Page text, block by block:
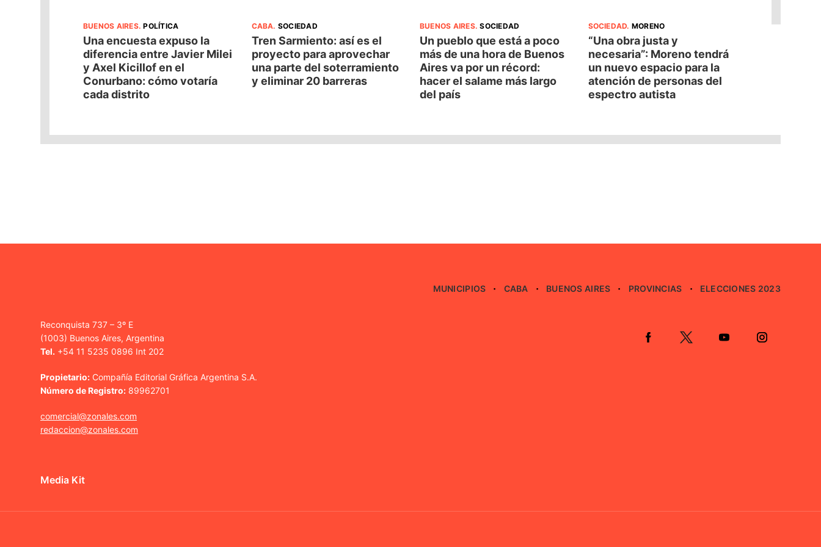
BUENOS AIRES.POLÍTICA
Una encuesta expuso la
diferencia entre Javier Milei
y Axel Kicillof en el
Conurbano: cómo votaría
cada distrito
CABA. SOCIEDAD
Tren Sarmiento: así es el
proyecto para aprovechar
una parte del soterramiento
y eliminar 20 barreras
BUENOS AIRES.SOCIEDAD
Un pueblo que está a poco
más de una hora de Buenos
Aires va por un récord:
hacer el salame más largo
del país
SOCIEDAD. MORENO
“Una obra justa y
necesaria”: Moreno tendrá
un nuevo espacio para la
atención de personas del
espectro autista
MUNICIPIOS CABA BUENOS AIRES PROVINCIAS ELECCIONES 2023
Reconquista 737 – 3º E
(1003) Buenos Aires, Argentina
Tel. +54 11 5235 0896 Int 202
Propietario: Compañía Editorial Gráfica Argentina S.A.
Número de Registro: 89962701
comercial@zonales.com
redaccion@zonales.com
Media Kit